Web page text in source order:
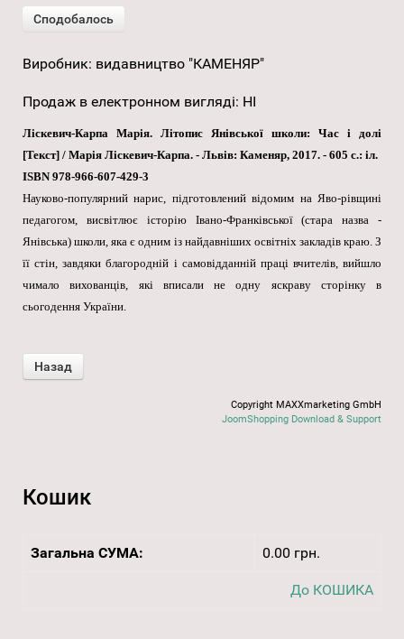
Виробник: видавництво "КАМЕНЯР"
Продаж в електронном вигляді: НІ
Ліскевич-Карпа Марія. Літопис Янівської школи: Час і долі
[Текст] / Марія Ліскевич-Карпа. - Львів: Каменяр, 2017. - 605 с.: іл.
ISBN 978-966-607-429-3
Науково-популярний нарис, підготовлений відомим на Яво-рівщині
педагогом, висвітлює історію Івано-Франківської (стара назва -
Янівська) школи, яка є одним із найдавніших освітніх закладів краю. З
її стін, завдяки благородній і самовідданній праці вчителів, вийшло
чимало вихованців, які вписали не одну яскраву сторінку в
сьогодення України.
Copyright MAXXmarketing GmbH
JoomShopping Download & Support
Кошик
Загальна СУМА: 0.00 грн.
До КОШИКА